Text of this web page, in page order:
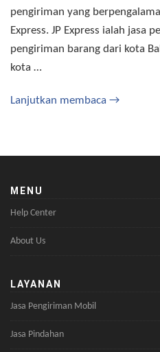
pengiriman yang
Express. JP Express ialah jasa
pengiriman barang dari kota
kota …
Lanjutkan membaca →
MENU
Help Center
About Us
LAYANAN
Jasa Pengiriman Mobil
Jasa Pindahan